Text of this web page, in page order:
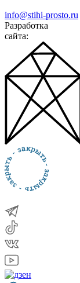
info@stihi-prosto.ru
Разработка
сайта: